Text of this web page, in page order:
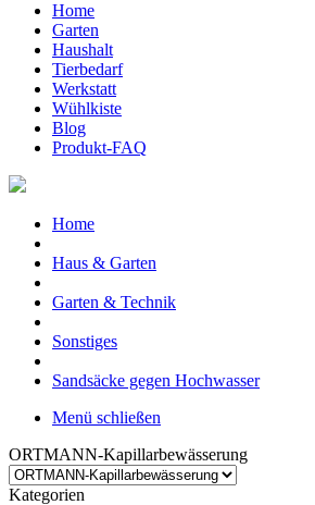
Home
Garten
Haushalt
Tierbedarf
Werkstatt
Wühlkiste
Blog
Produkt-FAQ
Home
Haus & Garten
Garten & Technik
Sonstiges
Sandsäcke gegen Hochwasser
Menü schließen
ORTMANN-Kapillarbewässerung
Kategorien